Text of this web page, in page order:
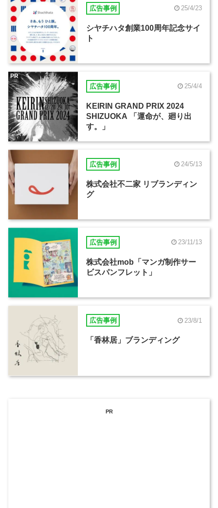
広告事例 25/4/23
シヤチハタ創業100周年記念サイ
ト
広告事例 25/4/4
KEIRIN GRAND PRIX 2024
SHIZUOKA 「運命が、廻り出
す。」
PR
広告事例 24/5/13
株式会社不二家 リブランディン
グ
広告事例 23/11/13
株式会社mob「マンガ制作サー
ビスパンフレット」
広告事例 23/8/1
「香林居」ブランディング
PR